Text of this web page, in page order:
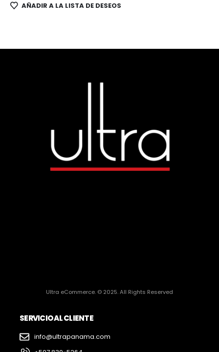
AÑADIR A LA LISTA DE DESEOS
Ultra eCommerce. © 2025. All Rights Reserved
SERVICIO AL CLIENTE
info@ultrapanama.com